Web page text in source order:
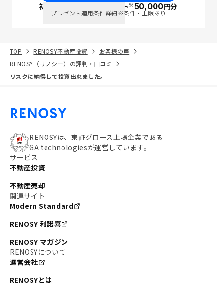
初回面談で ポイント※50,000円分
プレゼント適用条件詳細※条件・上限あり
TOP RENOSY不動産投資
お客様の声
RENOSY（リノシー）の評判・口コミ
リスクに納得して投資出来ました。
RENOSYは、東証グロース上場企業である
GA technologiesが運営しています。
サービス
不動産投資
不動産売却
関連サイト
Modern Standard
RENOSY 利諾喜
RENOSY マガジン
RENOSYについて
運営会社
RENOSYとは